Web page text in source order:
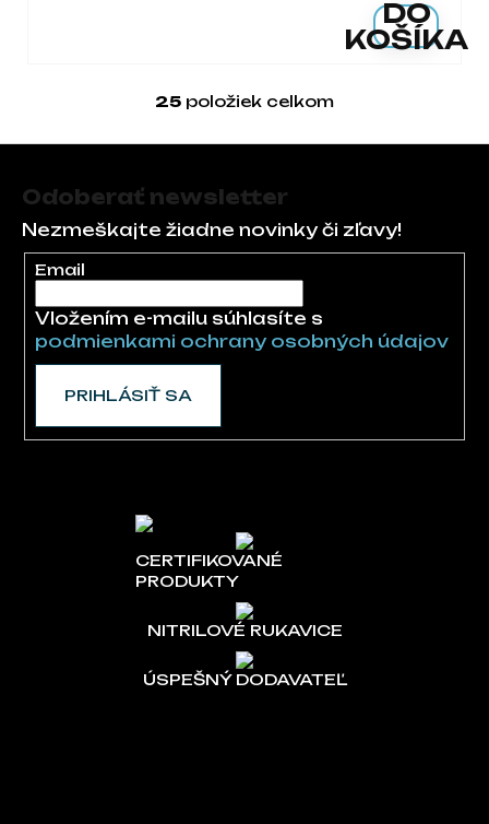
DO
KOŠÍKA
Ovládacie prvky
25 položiek celkom
Odoberať newsletter
Nezmeškajte žiadne novinky či zľavy!
Email
Vložením e-mailu súhlasíte s
podmienkami ochrany osobných údajov
PRIHLÁSIŤ SA
CERTIFIKOVANÉ
PRODUKTY
NITRILOVÉ RUKAVICE
ÚSPEŠNÝ DODAVATEĽ